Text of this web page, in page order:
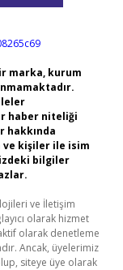
marka, kurum
haber niteliği
hakkında
ve kişiler ile isim
bilgiler
ve İletişim
olarak hizmet
olarak denetleme
Ancak, üyelerimiz
siteye üye olarak